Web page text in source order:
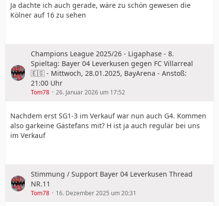
Ja dachte ich auch gerade, wäre zu schön gewesen die
Kölner auf 16 zu sehen
Champions League 2025/26 - Ligaphase - 8.
Spieltag: Bayer 04 Leverkusen gegen FC Villarreal
🇪🇸 - Mittwoch, 28.01.2025, BayArena - Anstoß:
21:00 Uhr
Tom78 26. Januar 2026 um 17:52
Nachdem erst SG1-3 im Verkauf war nun auch G4. Kommen
also garkeine Gästefans mit? H ist ja auch regulär bei uns
im Verkauf
Stimmung / Support Bayer 04 Leverkusen Thread
NR.11
Tom78 16. Dezember 2025 um 20:31